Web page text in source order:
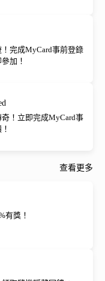
完成MyCard事前登錄
加！
！立即完成MyCard事
查看更多
有獎！